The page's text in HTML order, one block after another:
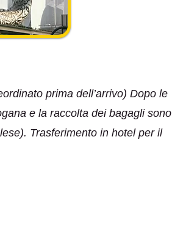
prima dell’arrivo) Dopo le
e la raccolta dei bagagli sono
Trasferimento in hotel per il